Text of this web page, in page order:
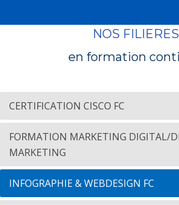
NOS FILIERES
en formation
CERTIFICATION CISCO FC
FORMATION MARKETING DIGITAL/
MARKETING
INFOGRAPHIE & WEBDESIGN FC